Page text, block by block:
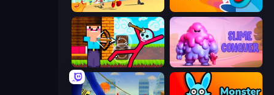
Superhero Race! Monster Box
Noob Archer vs Stickman Zombie Slime Conquer: Epic Battles